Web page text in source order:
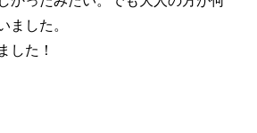
ました。
した！